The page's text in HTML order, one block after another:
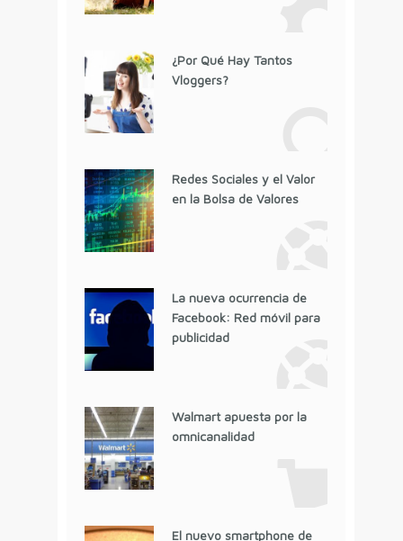
¿Por Qué Hay Tantos
Vloggers?
Redes Sociales y el Valor
en la Bolsa de Valores
La nueva ocurrencia de
Facebook: Red móvil para
publicidad
Walmart apuesta por la
omnicanalidad
El nuevo smartphone de